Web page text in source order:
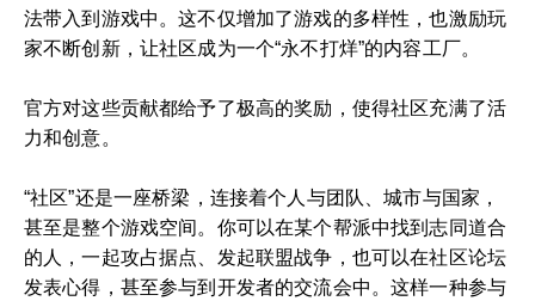
法带入到游戏中。这不仅增加了游戏的多样性，也激励玩
家不断创新，让社区成为一个“永不打烊”的内容工厂。
官方对这些贡献都给予了极高的奖励，使得社区充满了活
力和创意。
“社区”还是一座桥梁，连接着个人与团队、城市与国家，
甚至是整个游戏空间。你可以在某个帮派中找到志同道合
的人，一起攻占据点、发起联盟战争，也可以在社区论坛
发表心得，甚至参与到开发者的交流会中。这样一种参与